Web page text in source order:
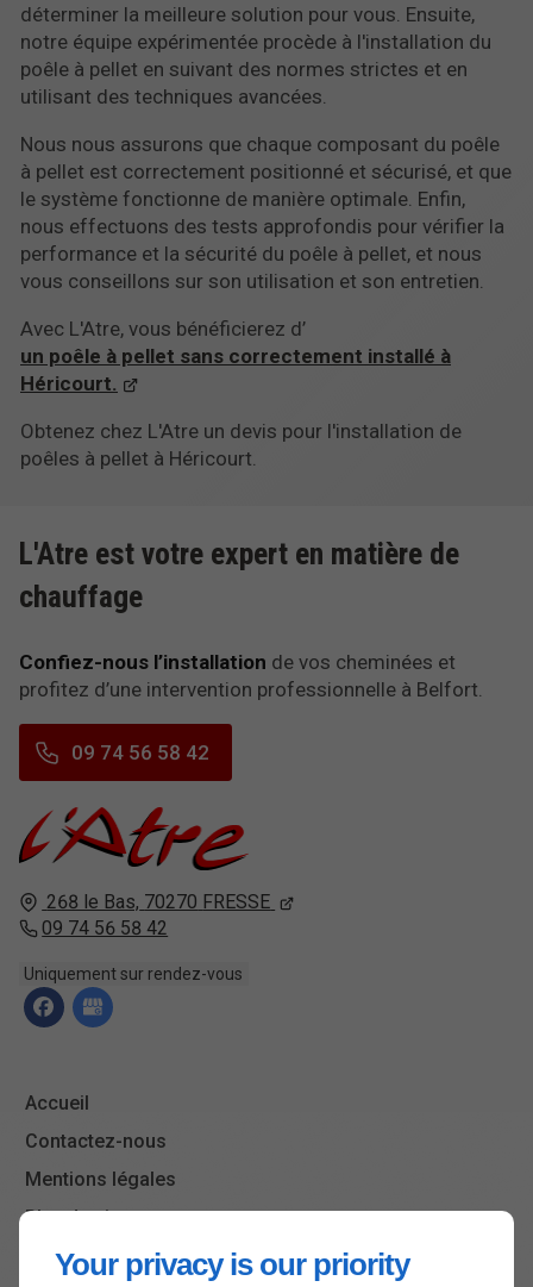
Your privacy is our priority
déterminer la meilleure solution pour vous. Ensuite,
notre équipe expérimentée procède à l'installation du
poêle à pellet en suivant des normes strictes et en
utilisant des techniques avancées.
Nous nous assurons que chaque composant du poêle
à pellet est correctement positionné et sécurisé, et que
le système fonctionne de manière optimale. Enfin,
nous effectuons des tests approfondis pour vérifier la
performance et la sécurité du poêle à pellet, et nous
vous conseillons sur son utilisation et son entretien.
Avec L'Atre, vous bénéficierez d’
un poêle à pellet sans correctement installé à
Héricourt.
Obtenez chez L'Atre un devis pour l'installation de
poêles à pellet à Héricourt.
268 le Bas, 70270 FRESSE
09 74 56 58 42
Uniquement sur rendez-vous
Accueil
Contactez-nous
Mentions légales
Plan du site
L'Atre est votre expert en matière de
chauffage
Confiez-nous l’installation de vos cheminées et
profitez d’une intervention professionnelle à Belfort.
09 74 56 58 42